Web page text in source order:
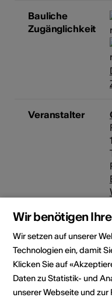
Bauliche
Zugänglichkeit
Veranstalter
Rubrik
Wir benötigen
Wir setzen auf unserer
Technologien ein, damit
Klicken Sie auf
Daten zu Statistik- und
unserer Webseite und